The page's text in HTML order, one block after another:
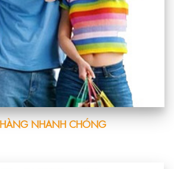
NHANH CHÓNG